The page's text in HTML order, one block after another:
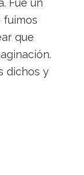
fuimos
que
dichos y